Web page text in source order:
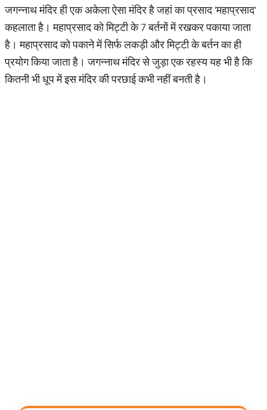
जगन्नाथ मंदिर ही एक अकेला ऐसा मंदिर है जहां का प्रसाद 'महाप्रसाद'
कहलाता है। महाप्रसाद को मिट्टी के 7 बर्तनों में रखकर पकाया जाता
है। महाप्रसाद को पकाने में सिर्फ लकड़ी और मिट्टी के बर्तन का ही
प्रयोग किया जाता है। जगन्नाथ मंदिर से जुड़ा एक रहस्य यह भी है कि
कितनी भी धूप में इस मंदिर की परछाई कभी नहीं बनती है।